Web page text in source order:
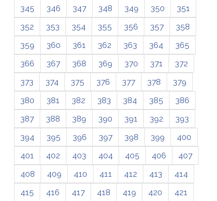
345
346 347 348 349 350
351
352
353 354 355 356 357
358
359
360 361 362 363 364
365
366
367 368 369 370 371
372
373
374 375 376 377 378
379
380
381 382 383 384 385
386
387
388 389 390 391 392
393
394
395 396 397 398 399
400
401
402 403 404 405 406
407
408
409 410 411 412 413
414
415
416 417 418 419 420 421